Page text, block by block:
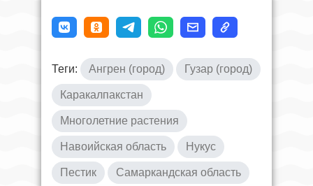
Теги: Ангрен (город) Гузар (город)
Каракалпакстан
Многолетние растения
Навоийская область Нукус
Пестик Самаркандская область